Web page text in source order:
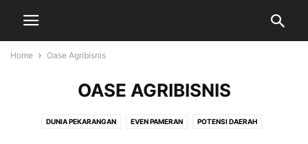
Home Oase Agribisnis
OASE AGRIBISNIS
DUNIA PEKARANGAN EVEN PAMERAN POTENSI DAERAH